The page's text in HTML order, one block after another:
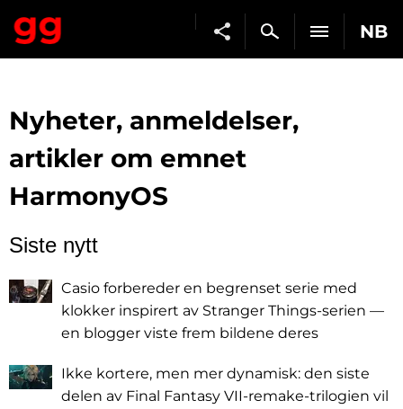
NB
Nyheter, anmeldelser,
artikler om emnet
HarmonyOS
Siste nytt
Casio forbereder en begrenset serie med
klokker inspirert av Stranger Things-serien —
en blogger viste frem bildene deres
Ikke kortere, men mer dynamisk: den siste
delen av Final Fantasy VII-remake-trilogien vil